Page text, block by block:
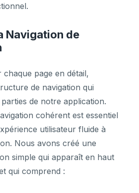
Navigation de
chaque page en détail,
de navigation qui
de notre application.
cohérent est essentiel
utilisateur fluide à
Nous avons créé une
simple qui apparaît en haut
qui comprend :